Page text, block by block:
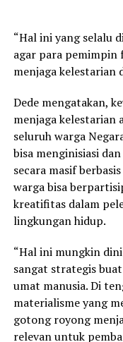
“Hal ini yang selalu
agar para
menjaga kelestarian
Dede mengatakan,
menjaga kelestarian
seluruh warga
bisa menginisiasi
secara masif
warga bisa
kreatifitas dalam
lingkungan hidup.
“Hal ini mungkin
sangat strategis
umat manusia. Di
materialisme yang
gotong royong
relevan untuk